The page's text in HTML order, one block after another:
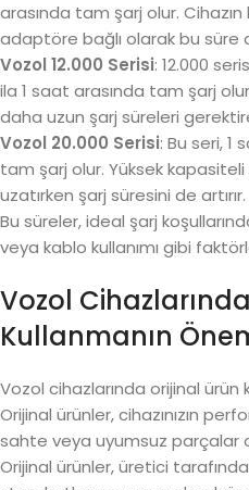
arasında tam şarj olur.
adaptöre bağlı olarak bu süre
Vozol 12.000 Serisi: 12.000
ila 1 saat arasında tam şarj
daha uzun şarj süreleri
Vozol 20.000 Serisi: Bu seri,
tam şarj olur. Yüksek kapasiteli
uzatırken şarj süresini de artırır.
Bu süreler, ideal şarj
veya kablo kullanımı gibi
Vozol
Kullanmanın
Vozol cihazlarında orijinal ürün
Orijinal ürünler, cihazınızın
sahte veya uyumsuz parçalar
Orijinal ürünler, üretici